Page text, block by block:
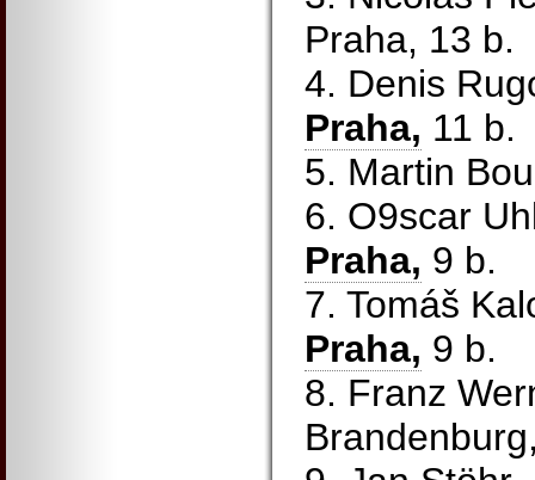
Praha, 13 b.
4. Denis
Praha, 11 b.
5. Martin
6. O9scar
Praha, 9 b.
7. Tomáš
Praha, 9 b.
8. Franz